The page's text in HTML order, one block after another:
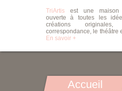
TriArtisest une maison
ouverte à toutes les
créations
correspondance, le théâtre
En savoir +
Accueil